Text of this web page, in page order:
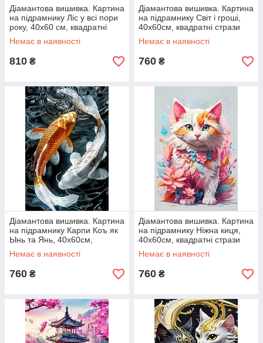
Діамантова вишивка. Картина
на підрамнику Ліс у всі пори
року, 40х60 см, квадратні
стрази
Немає в наявності
810 ₴
Діамантова вишивка. Картина
на підрамнику Світ і гроші,
40х60см, квадратні стрази
Немає в наявності
760 ₴
Діамантова вишивка. Картина
на підрамнику Карпи Коъ як
Ынь та Янь, 40х60см,
квадратні стрази
Немає в наявності
760 ₴
Діамантова вишивка. Картина
на підрамнику Ніжна киця,
40х60см, квадратні стрази
Немає в наявності
760 ₴